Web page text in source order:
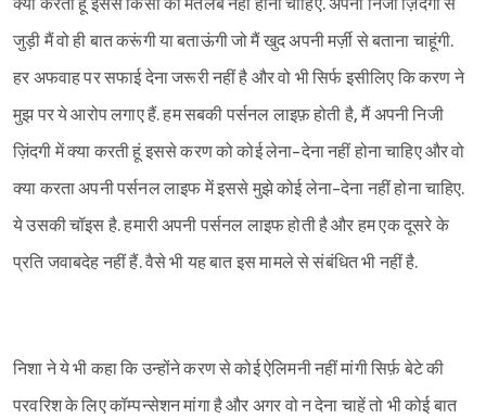
Sign in
क्या करती हूं इससे किसी को मतलब नहीं होना चाहिए. अपनी निजी ज़िंदगी से
जुड़ी मैं वो ही बात करूंगी या बताऊंगी जो मैं खुद अपनी मर्ज़ी से बताना चाहूंगी.
हर अफवाह पर सफाई देना जरूरी नहीं है और वो भी सिर्फ इसीलिए कि करण ने
मुझ पर ये आरोप लगाए हैं. हम सबकी पर्सनल लाइफ़ होती है, मैं अपनी निजी
ज़िंदगी में क्या करती हूं इससे करण को कोई लेना-देना नहीं होना चाहिए और वो
क्या करता अपनी पर्सनल लाइफ में इससे मुझे कोई लेना-देना नहीं होना चाहिए.
ये उसकी चॉइस है. हमारी अपनी पर्सनल लाइफ होती है और हम एक दूसरे के
प्रति जवाबदेह नहीं हैं. वैसे भी यह बात इस मामले से संबंधित भी नहीं है.
निशा ने ये भी कहा कि उन्होंने करण से कोई ऐलिमनी नहीं मांगी सिर्फ़ बेटे की
परवरिश के लिए कॉम्पन्सेशन मांगा है और अगर वो न देना चाहें तो भी कोई बात